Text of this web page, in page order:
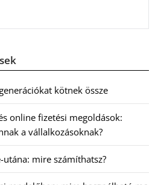
kötnek össze
online fizetési megoldások:
a vállalkozásoknak?
mire számíthatsz?